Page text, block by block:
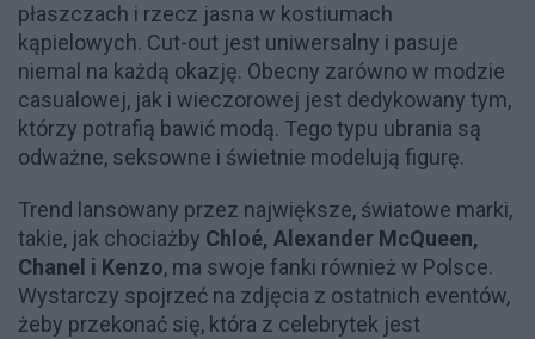
płaszczach i rzecz jasna w kostiumach
kąpielowych. Cut-out jest uniwersalny i pasuje
niemal na każdą okazję. Obecny zarówno w modzie
casualowej, jak i wieczorowej jest dedykowany tym,
którzy potrafią bawić modą. Tego typu ubrania są
odważne, seksowne i świetnie modelują figurę.
Trend lansowany przez największe, światowe marki,
takie, jak chociażby Chloé, Alexander McQueen,
Chanel i Kenzo, ma swoje fanki również w Polsce.
Wystarczy spojrzeć na zdjęcia z ostatnich eventów,
żeby przekonać się, która z celebrytek jest